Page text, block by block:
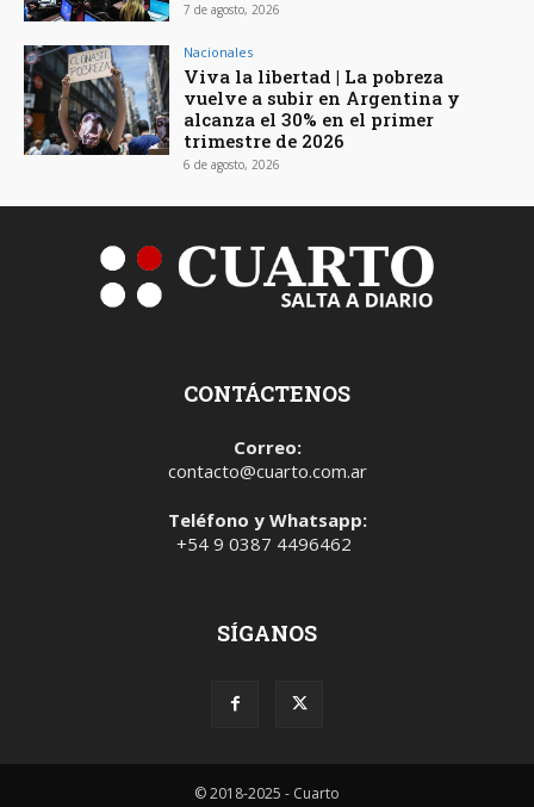
7 de agosto, 2026
Nacionales
Viva la libertad | La pobreza
vuelve a subir en Argentina y
alcanza el 30% en el primer
trimestre de 2026
6 de agosto, 2026
CONTÁCTENOS
Correo:
contacto@cuarto.com.ar
Teléfono y Whatsapp:
+54 9 0387 4496462
SÍGANOS
© 2018-2025 - Cuarto